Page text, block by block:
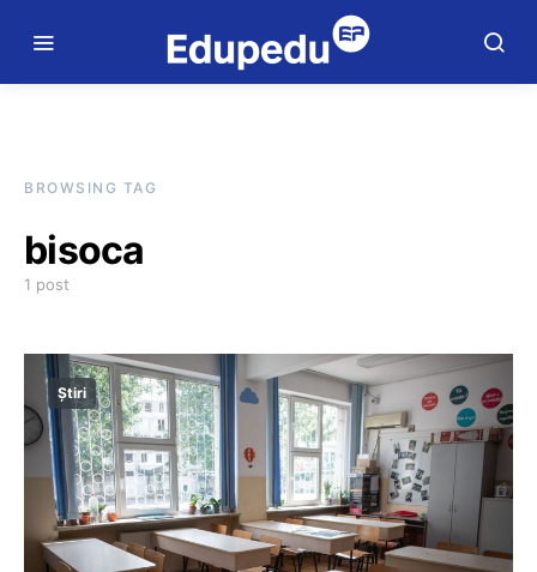
BROWSING TAG
bisoca
1 post
Știri